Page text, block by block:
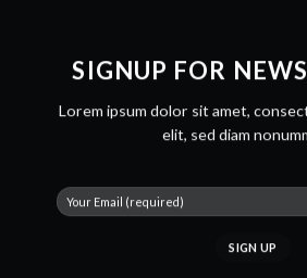
SIGNUP FOR
Lorem ipsum dolor sit amet,
elit, sed diam